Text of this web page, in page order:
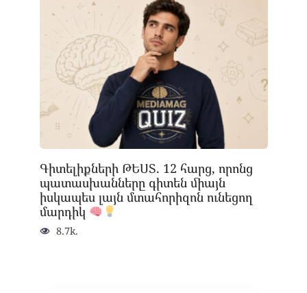
Գիտելիքների ԹԵՍՏ. 12 հարց, որոնց
պատասխանները գիտեն միայն
իսկապես լայն մտահորիզոն ունեցող
մարդիկ
8.7k.